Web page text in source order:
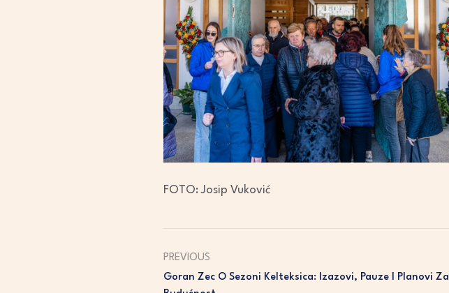
FOTO: Josip Vuković
PREVIOUS
Goran Zec O Sezoni Kelteksica: Izazovi, Pauze I Planovi Za